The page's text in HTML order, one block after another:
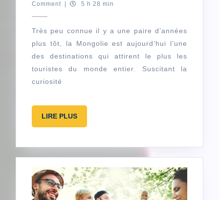
un
voyage
en
octobre
Comment
5 h 28 min
Très peu connue il y a une paire d’années
plus tôt, la Mongolie est aujourd’hui l’une
des destinations qui attirent le plus les
touristes du monde entier. Suscitant la
curiosité
LIRE PLUSLIRE
PLUS